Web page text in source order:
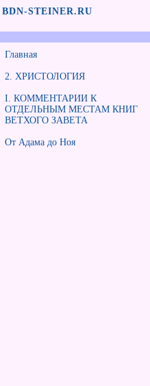
BDN-STEINER.RU
Главная
2. ХРИСТОЛОГИЯ
I. КОММЕНТАРИИ К
ОТДЕЛЬНЫМ МЕСТАМ КНИГ
ВЕТХОГО ЗАВЕТА
От Адама до Ноя